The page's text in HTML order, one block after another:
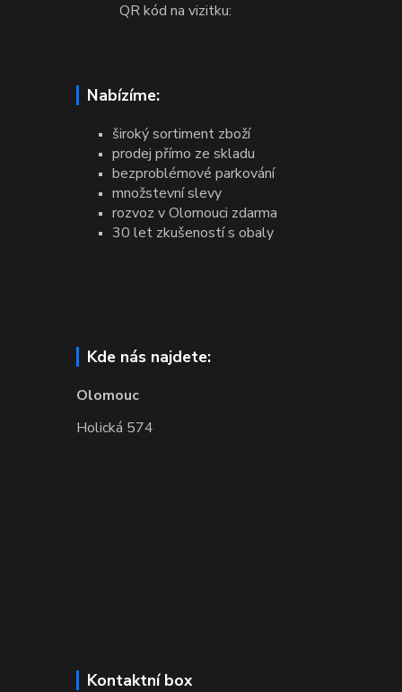
QR kód na vizitku:
Nabízíme:
široký sortiment zboží
prodej přímo ze skladu
bezproblémové parkování
množstevní slevy
rozvoz v Olomouci zdarma
30 let zkušeností s obaly
Kde nás najdete:
Olomouc
Holická 574
Kontaktní box